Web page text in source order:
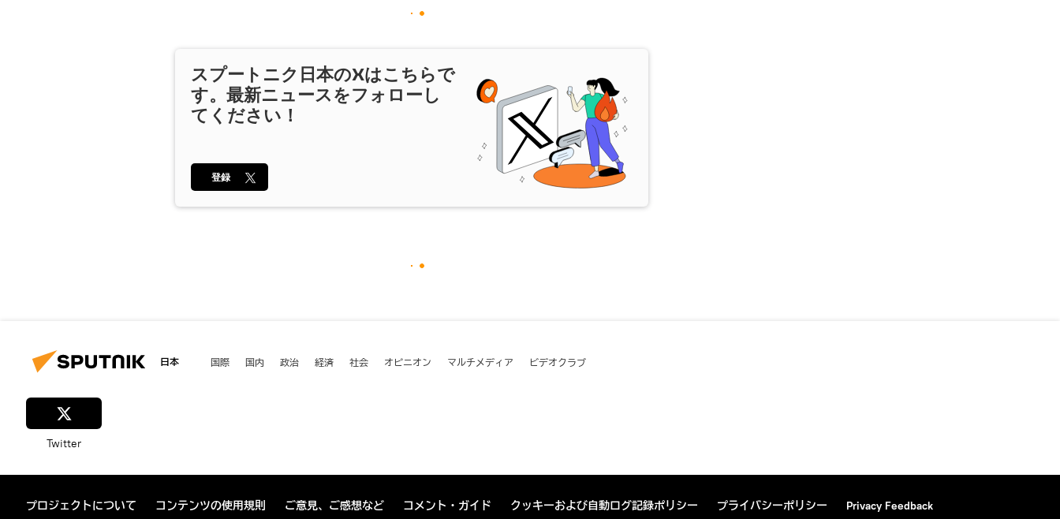
スプートニク日本のXはこちらで
す。最新ニュースをフォローし
てください！
登録
日本 国際 国内 政治 経済 社会 オピニオン マルチメディア ビデオクラブ
Twitter
プロジェクトについて コンテンツの使用規則 ご意見、ご感想など コメント・ガイド クッキーおよび自動ログ記録ポリシー プライバシーポリシー Privacy Feedback